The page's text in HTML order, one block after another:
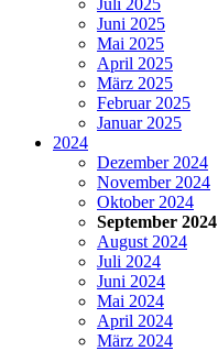
Juli 2025
Juni 2025
Mai 2025
April 2025
März 2025
Februar 2025
Januar 2025
2024
Dezember 2024
November 2024
Oktober 2024
September 2024
August 2024
Juli 2024
Juni 2024
Mai 2024
April 2024
März 2024